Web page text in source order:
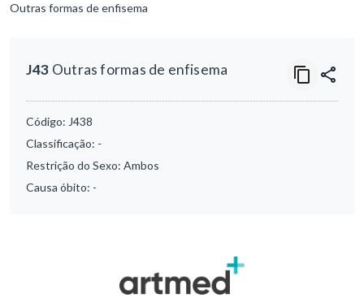
Outras formas de enfisema
J43 Outras formas de enfisema
Código: J438
Classificação: -
Restrição do Sexo: Ambos
Causa óbito: -